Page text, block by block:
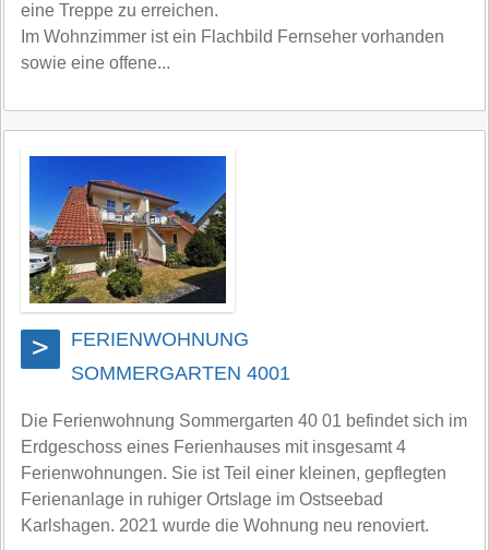
eine Treppe zu erreichen.
Im Wohnzimmer ist ein Flachbild Fernseher vorhanden
sowie eine offene...
>
FERIENWOHNUNG
SOMMERGARTEN 4001
Die Ferienwohnung Sommergarten 40 01 befindet sich im
Erdgeschoss eines Ferienhauses mit insgesamt 4
Ferienwohnungen. Sie ist Teil einer kleinen, gepflegten
Ferienanlage in ruhiger Ortslage im Ostseebad
Karlshagen. 2021 wurde die Wohnung neu renoviert.